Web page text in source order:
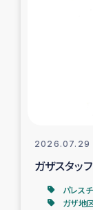
ふりか
女性の
2026.07.29
ガザスタッ
パレス
ガザ地